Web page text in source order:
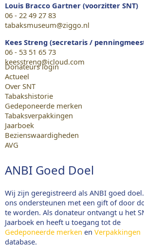
Louis Bracco Gartner (voorzitter SNT)
06 - 22 49 27 83
tabaksmuseum@ziggo.nl
Kees Streng (secretaris /
06 - 53 51 65 73
keesstreng@icloud.com
Donateurs login
Actueel
Over SNT
Tabakshistorie
Gedeponeerde merken
Tabaksverpakkingen
Jaarboek
Bezienswaardigheden
AVG
ANBI Goed Doel
Wij zijn geregistreerd als ANBI goed
ons ondersteunen met een gift of door
te worden. Als donateur ontvangt u het
Jaarboek en heeft u toegang tot de
Gedeponeerde merken en Verpakkingen
database.